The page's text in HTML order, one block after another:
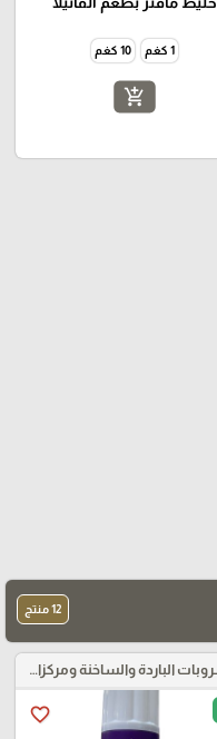
1 كغم 10 كغم
add_shopping_cart
12 منتج
المشروبات الباردة والساخنة ومركزات الموهيتو
favorite_border